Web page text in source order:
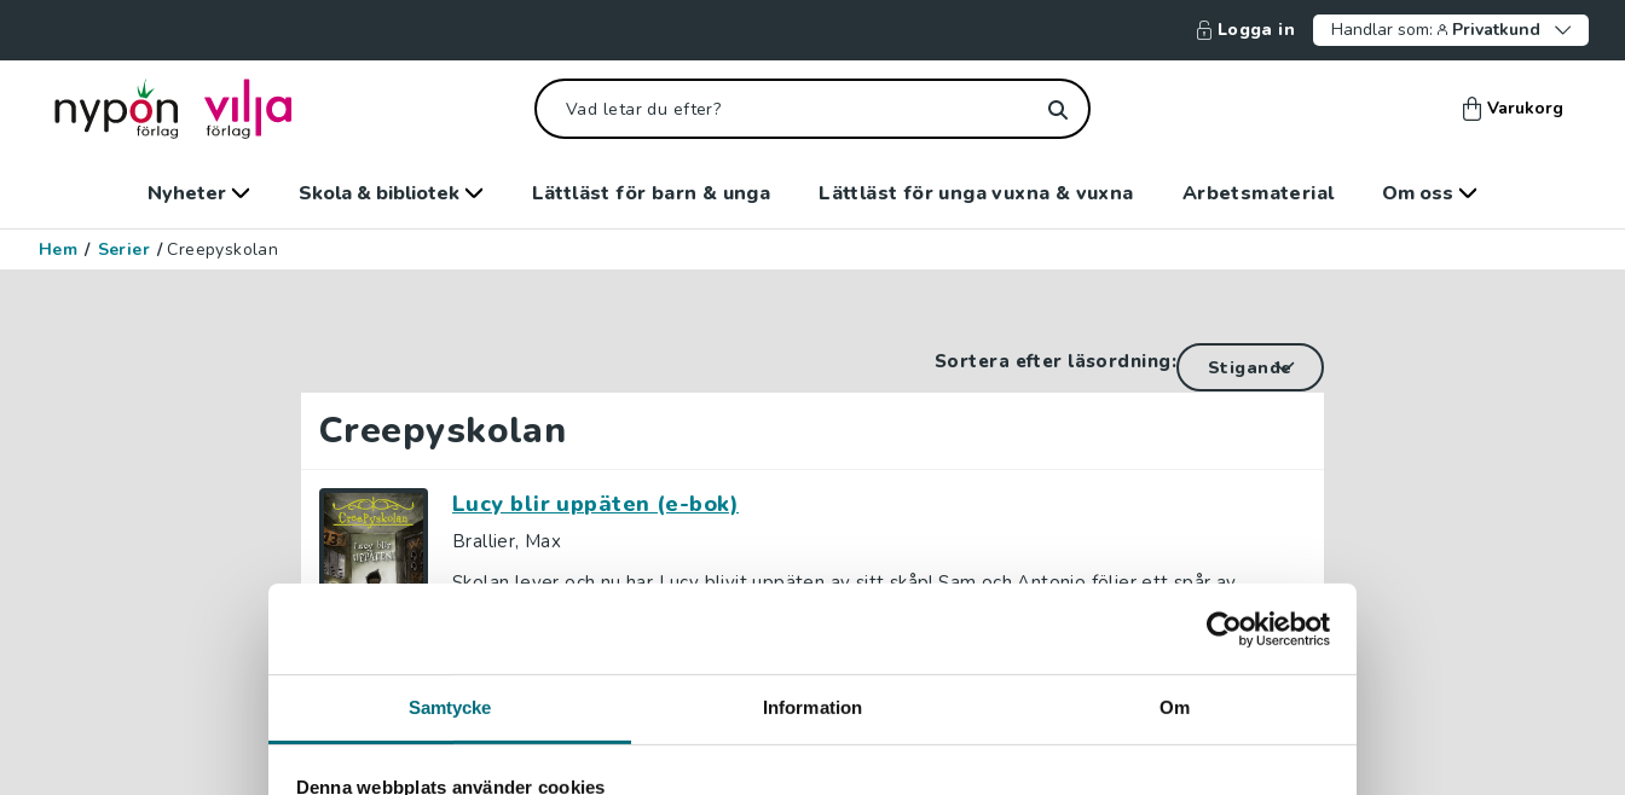
Samtycke Information Om
Denna webbplats använder cookies
Logga in Handlar som: Privatkund
Varukorg
Nyheter Skola & bibliotek Lättläst för barn & unga Lättläst för unga vuxna & vuxna Arbetsmaterial Om oss
Hem / Serier / Creepyskolan
Sortera efter läsordning:
Creepyskolan
Lucy blir uppäten (e-bok)
Brallier, Max
Skolan lever och nu har Lucy blivit uppäten av sitt skåp! Sam och Antonio följer ett spår av
Skolan lever!